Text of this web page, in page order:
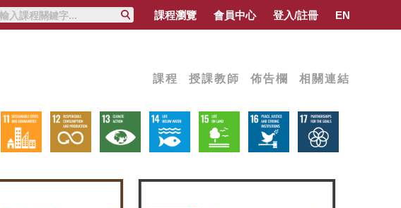
課程瀏覽 會員中心 登入/註冊 EN
課程 授課教師 佈告欄 相關連結